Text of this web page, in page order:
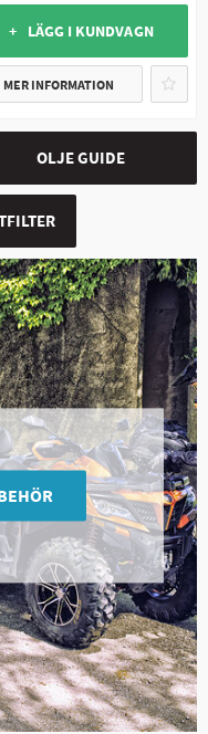
+ LÄGG I KUNDVAGN
MER INFORMATION
OLJE GUIDE